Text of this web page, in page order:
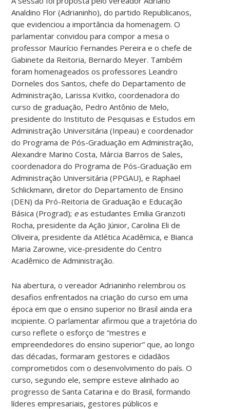
Analdino Flor (Adrianinho), do partido Republicanos,
que evidenciou a importância da homenagem. O
parlamentar convidou para compor a mesa o
professor Maurício Fernandes Pereira e o chefe de
Gabinete da Reitoria, Bernardo Meyer. Também
foram homenageados os professores Leandro
Dorneles dos Santos, chefe do Departamento de
Administração, Larissa Kvitko, coordenadora do
curso de graduação, Pedro Antônio de Melo,
presidente do Instituto de Pesquisas e Estudos em
Administração Universitária (Inpeau) e coordenador
do Programa de Pós-Graduação em Administração,
Alexandre Marino Costa, Márcia Barros de Sales,
coordenadora do Programa de Pós-Graduação em
Administração Universitária (PPGAU), e Raphael
Schlickmann, diretor do Departamento de Ensino
(DEN) da Pró-Reitoria de Graduação e Educação
Básica (Prograd); eas estudantes Emilia Granzoti
Rocha, presidente da Ação Júnior, Carolina Eli de
Oliveira, presidente da Atlética Acadêmica, e Bianca
Maria Zarowne, vice-presidente do Centro
Acadêmico de Administração.
Na abertura, o vereador Adrianinho relembrou os
desafios enfrentados na criação do curso em uma
época em que o ensino superior no Brasil ainda era
incipiente. O parlamentar afirmou que a trajetória do
curso reflete o esforço de “mestres e
empreendedores do ensino superior” que, ao longo
das décadas, formaram gestores e cidadãos
comprometidos com o desenvolvimento do país. O
curso, segundo ele, sempre esteve alinhado ao
progresso de Santa Catarina e do Brasil, formando
líderes empresariais, gestores públicos e